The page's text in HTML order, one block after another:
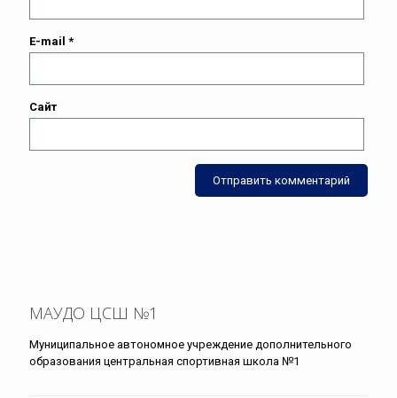
E-mail *
Сайт
МАУДО ЦСШ №1
Муниципальное автономное учреждение дополнительного
образования центральная спортивная школа №1